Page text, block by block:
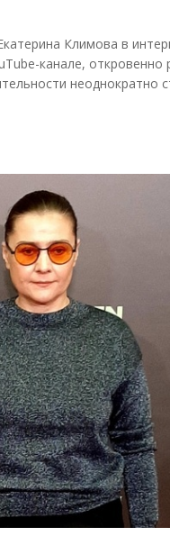
Климова в
канале, откровенно
неоднократно